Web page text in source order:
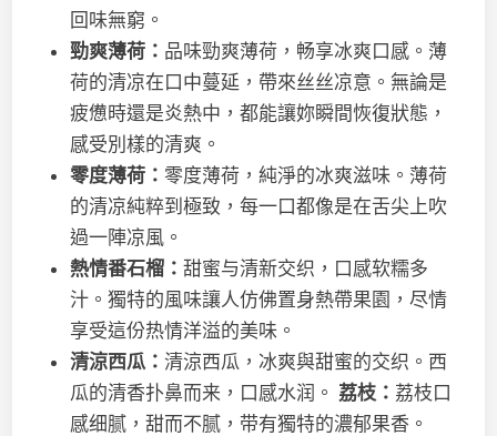
回味無窮。
勁爽薄荷： 品味勁爽薄荷，畅享冰爽口感。薄
荷的清凉在口中蔓延，帶來丝丝凉意。無論是
疲憊時還是炎熱中，都能讓妳瞬間恢復狀態，
感受別樣的清爽。
零度薄荷： 零度薄荷，純淨的冰爽滋味。薄荷
的清凉純粹到極致，每一口都像是在舌尖上吹
過一陣凉風。
熱情番石榴：甜蜜与清新交织，口感软糯多
汁。獨特的風味讓人仿佛置身熱帶果園，尽情
享受這份热情洋溢的美味。
清涼西瓜：清涼西瓜，冰爽與甜蜜的交织。西
瓜的清香扑鼻而来，口感水润。 荔枝： 荔枝口
感细腻，甜而不腻，带有獨特的濃郁果香。